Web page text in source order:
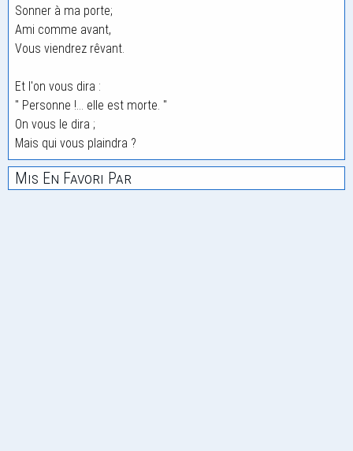
Sonner à ma porte;
Ami comme avant,
Vous viendrez rêvant.
Et l'on vous dira :
" Personne !... elle est morte. "
On vous le dira ;
Mais qui vous plaindra ?
Mis En Favori Par